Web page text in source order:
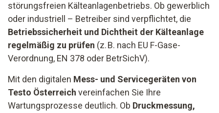
störungsfreien Kälteanlagenbetriebs. Ob gewerblich
oder industriell – Betreiber sind verpflichtet, die
Betriebssicherheit und Dichtheit der Kälteanlage
regelmäßig zu prüfen (z. B. nach EU F-Gase-
Verordnung, EN 378 oder BetrSichV).
Mit den digitalen Mess- und Servicegeräten von
Testo Österreich vereinfachen Sie Ihre
Wartungsprozesse deutlich. Ob Druckmessung,